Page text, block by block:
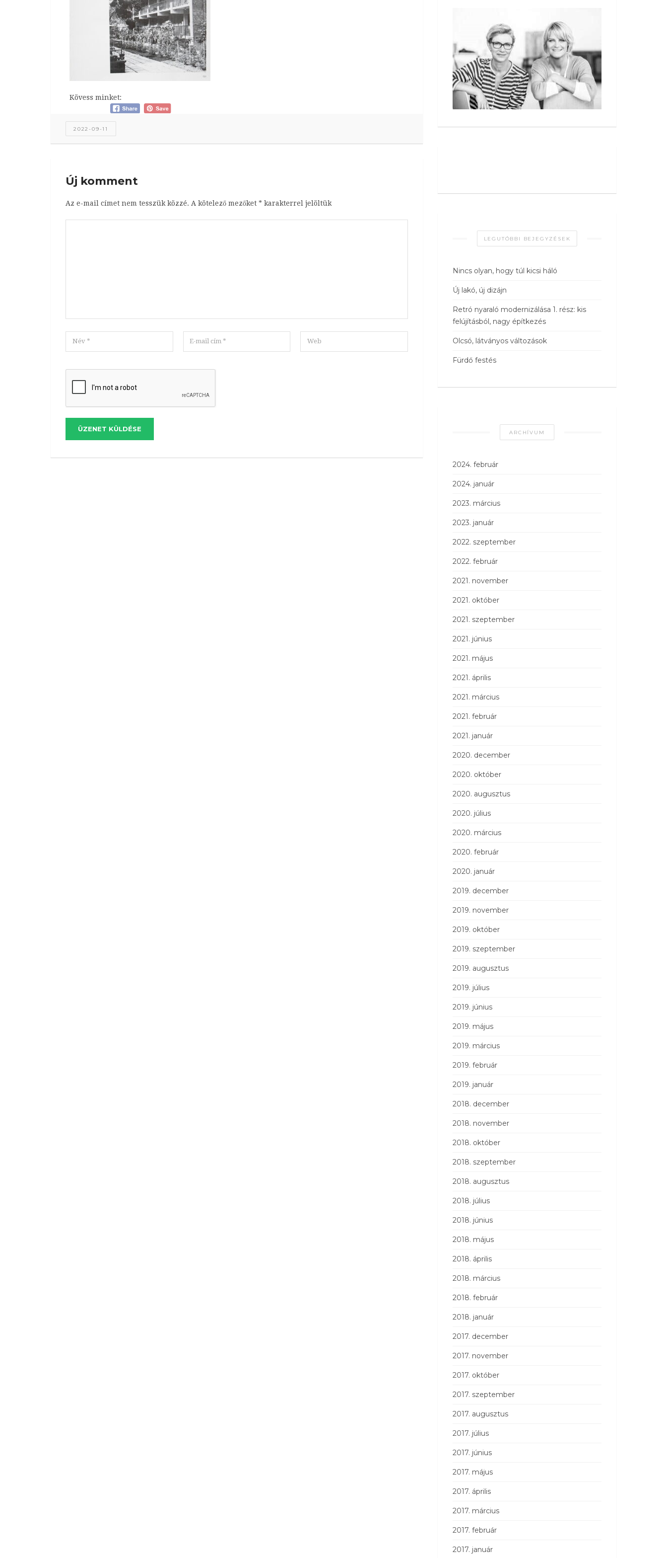
Kövess minket:
2022-09-11
Új komment
Az e-mail címet nem tesszük közzé. A kötelező mezőket * karakterrel jelöltük
ÜZENET KÜLDÉSE
LEGUTÓBBI BEJEGYZÉSEK
Nincs olyan, hogy túl kicsi háló
Új lakó, új dizájn
Retró nyaraló modernizálása 1. rész: kis
felújításból, nagy építkezés
Olcsó, látványos változások
Fürdő festés
ARCHÍVUM
2024. február
2024. január
2023. március
2023. január
2022. szeptember
2022. február
2021. november
2021. október
2021. szeptember
2021. június
2021. május
2021. április
2021. március
2021. február
2021. január
2020. december
2020. október
2020. augusztus
2020. július
2020. március
2020. február
2020. január
2019. december
2019. november
2019. október
2019. szeptember
2019. augusztus
2019. július
2019. június
2019. május
2019. március
2019. február
2019. január
2018. december
2018. november
2018. október
2018. szeptember
2018. augusztus
2018. július
2018. június
2018. május
2018. április
2018. március
2018. február
2018. január
2017. december
2017. november
2017. október
2017. szeptember
2017. augusztus
2017. július
2017. június
2017. május
2017. április
2017. március
2017. február
2017. január